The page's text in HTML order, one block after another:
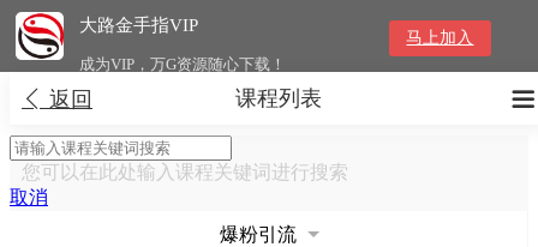
大路金手指VIP
成为VIP，万G资源随心下载！
马上加入
 返回 
课程列表
您可以在此处输入课程关键词进行搜索
取消
爆粉引流